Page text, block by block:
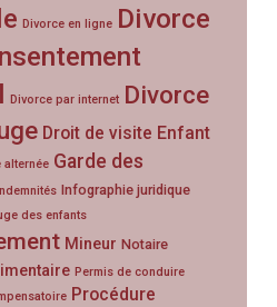
Divorce en ligne Divorce
Divorce par internet Divorce
Droit de visite Enfant
alternée Garde des
Infographie juridique
des enfants
Mineur Notaire
Permis de conduire
Procédure